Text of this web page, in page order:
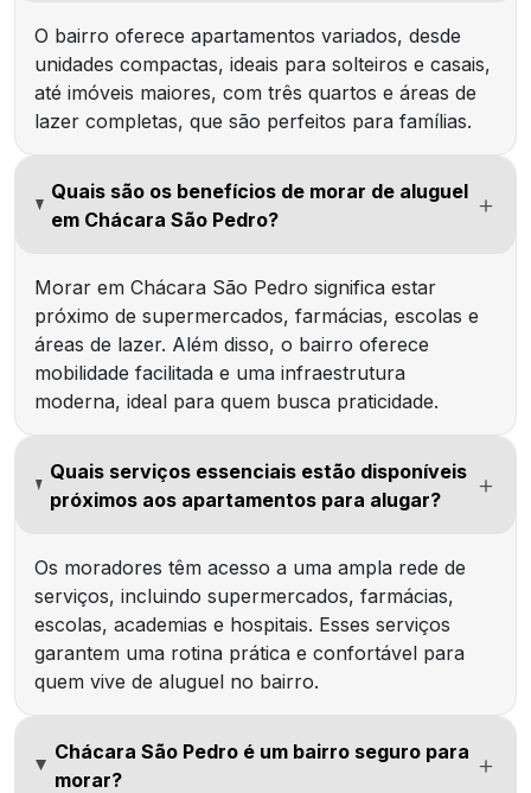
O bairro oferece apartamentos variados, desde
unidades compactas, ideais para solteiros e casais,
até imóveis maiores, com três quartos e áreas de
lazer completas, que são perfeitos para famílias.
Quais são os benefícios de morar de aluguel
em Chácara São Pedro?
Morar em Chácara São Pedro significa estar
próximo de supermercados, farmácias, escolas e
áreas de lazer. Além disso, o bairro oferece
mobilidade facilitada e uma infraestrutura
moderna, ideal para quem busca praticidade.
Quais serviços essenciais estão disponíveis
próximos aos apartamentos para alugar?
Os moradores têm acesso a uma ampla rede de
serviços, incluindo supermercados, farmácias,
escolas, academias e hospitais. Esses serviços
garantem uma rotina prática e confortável para
quem vive de aluguel no bairro.
Chácara São Pedro é um bairro seguro para
morar?